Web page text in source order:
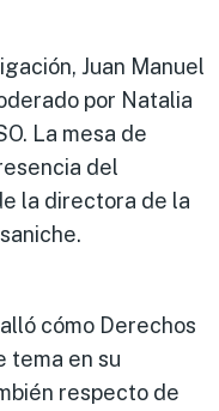
Juan Manuel
por Natalia
La mesa de
del
la directora de la
cómo Derechos
tema en su
respecto de